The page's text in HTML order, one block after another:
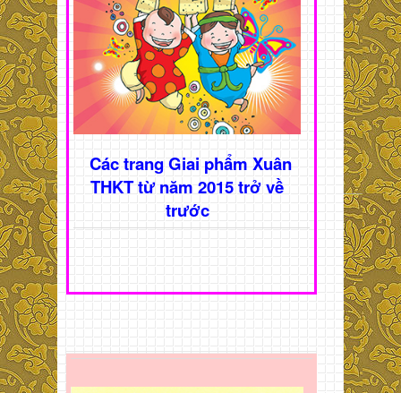
Các trang Giai phẩm Xuân
THKT từ năm 2015 trở về
trước